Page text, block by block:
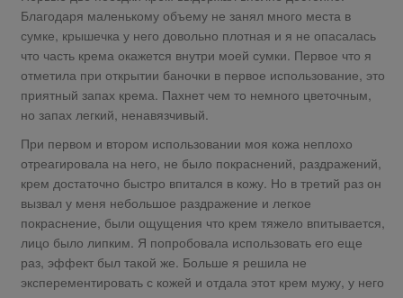
Благодаря маленькому объему не занял много места в
сумке, крышечка у него довольно плотная и я не опасалась
что часть крема окажется внутри моей сумки. Первое что я
отметила при открытии баночки в первое использование, это
приятный запах крема. Пахнет чем то немного цветочным,
но запах легкий, ненавязчивый.
При первом и втором использовании моя кожа неплохо
отреагировала на него, не было покраснений, раздражений,
крем достаточно быстро впитался в кожу. Но в третий раз он
вызвал у меня небольшое раздражение и легкое
покраснение, были ощущения что крем тяжело впитывается,
лицо было липким. Я попробовала использовать его еще
раз, эффект был такой же. Больше я решила не
эксперементировать с кожей и отдала этот крем мужу, у него